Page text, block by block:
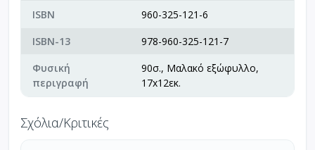
ISBN
960-325-121-6
ISBN-13
978-960-325-121-7
Φυσική
περιγραφή
90σ., Μαλακό εξώφυλλο,
17x12εκ.
Σχόλια/Κριτικές